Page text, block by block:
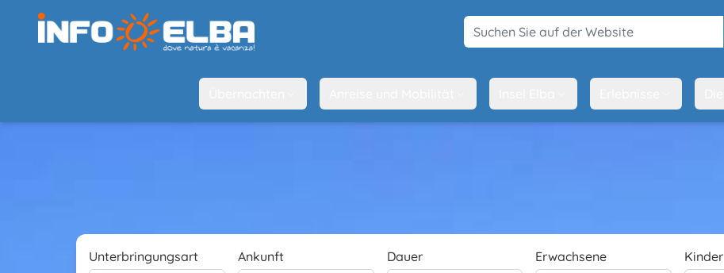
Suchen Sie auf der Website
Unterbringungsart Ankunft Dauer Erwachsene
Kinder